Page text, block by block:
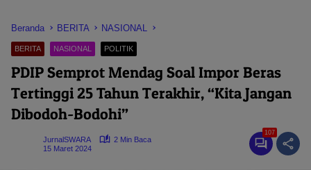
Beranda BERITA NASIONAL
BERITA NASIONAL POLITIK
PDIP Semprot Mendag Soal Impor Beras
Tertinggi 25 Tahun Terakhir, “Kita Jangan
Dibodoh-Bodohi”
JurnalSWARA
2 Min Baca
15 Maret 2024
107